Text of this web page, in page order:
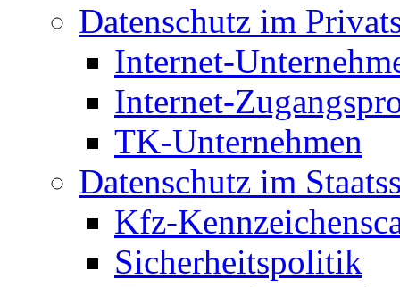
Datenschutz im
Internet-
Internet-
TK-Unternehmen
Datenschutz im
Kfz-
Sicherheitspolitik